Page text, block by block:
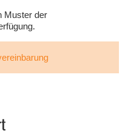
Muster der